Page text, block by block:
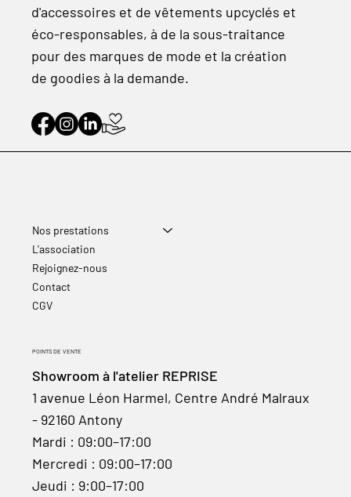
d'accessoires et de vêtements upcyclés et
éco-responsables, à de la sous-traitance
pour des marques de mode et la création
de goodies à la demande.
POINTS DE VENTE
Showroom à l'atelier REPRISE
1 avenue Léon Harmel, Centre André Malraux
- 92160 Antony
Mardi : 09:00–17:00
Mercredi : 09:00–17:00
Jeudi : 9:00–17:00
Nos prestations
L'association
Rejoignez-nous
Contact
CGV